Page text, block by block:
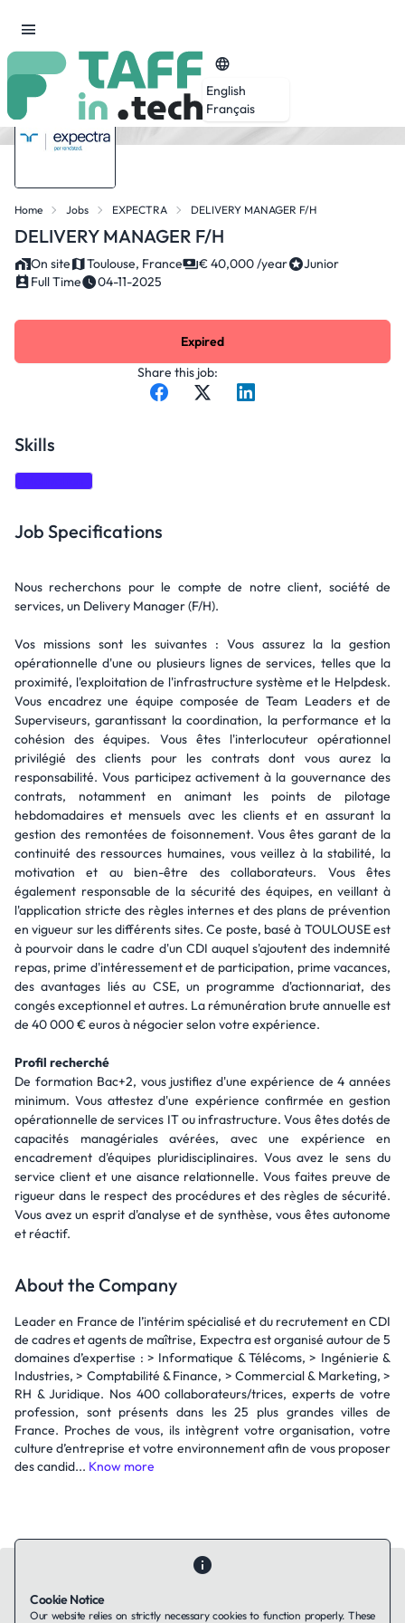
English
Français
Home Jobs EXPECTRA DELIVERY MANAGER F/H
DELIVERY MANAGER F/H
On site Toulouse, France € 40,000 /year
Junior
Full Time
04-11-2025
Share this job:
Expired
Skills
Job Specifications
Nous recherchons pour le compte de notre client, société de
services, un Delivery Manager (F/H).
Vos missions sont les suivantes : Vous assurez la la gestion
opérationnelle d'une ou plusieurs lignes de services, telles que la
proximité, l'exploitation de l'infrastructure système et le Helpdesk.
Vous encadrez une équipe composée de Team Leaders et de
Superviseurs, garantissant la coordination, la performance et la
cohésion des équipes. Vous êtes l'interlocuteur opérationnel
privilégié des clients pour les contrats dont vous aurez la
responsabilité. Vous participez activement à la gouvernance des
contrats, notamment en animant les points de pilotage
hebdomadaires et mensuels avec les clients et en assurant la
gestion des remontées de foisonnement. Vous êtes garant de la
continuité des ressources humaines, vous veillez à la stabilité, la
motivation et au bien-être des collaborateurs. Vous êtes
également responsable de la sécurité des équipes, en veillant à
l'application stricte des règles internes et des plans de prévention
en vigueur sur les différents sites. Ce poste, basé à TOULOUSE est
à pourvoir dans le cadre d'un CDI auquel s'ajoutent des indemnité
repas, prime d'intéressement et de participation, prime vacances,
des avantages liés au CSE, un programme d'actionnariat, des
congés exceptionnel et autres. La rémunération brute annuelle est
de 40 000 € euros à négocier selon votre expérience.
Profil recherché
De formation Bac+2, vous justifiez d'une expérience de 4 années
minimum. Vous attestez d'une expérience confirmée en gestion
opérationnelle de services IT ou infrastructure. Vous êtes dotés de
capacités managériales avérées, avec une expérience en
encadrement d'équipes pluridisciplinaires. Vous avez le sens du
service client et une aisance relationnelle. Vous faites preuve de
rigueur dans le respect des procédures et des règles de sécurité.
Vous avez un esprit d'analyse et de synthèse, vous êtes autonome
et réactif.
About the Company
Leader en France de l’intérim spécialisé et du recrutement en CDI
de cadres et agents de maîtrise, Expectra est organisé autour de 5
domaines d’expertise : > Informatique & Télécoms, > Ingénierie &
Industries, > Comptabilité & Finance, > Commercial & Marketing, >
RH & Juridique. Nos 400 collaborateurs/trices, experts de votre
profession, sont présents dans les 25 plus grandes villes de
France. Proches de vous, ils intègrent votre organisation, votre
culture d’entreprise et votre environnement afin de vous proposer
des candid... Know more
Cookie Notice
Our website relies on strictly necessary cookies to function properly. These